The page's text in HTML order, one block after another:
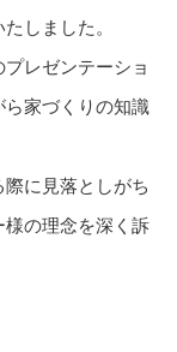
しました。
レゼンテーショ
ら家づくりの知識
に見落としがち
様の理念を深く訴